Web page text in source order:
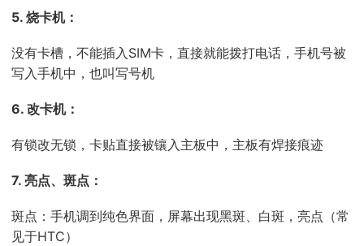
5. 烧卡机：
没有卡槽，不能插入SIM卡，直接就能拨打电话，手机号被
写入手机中，也叫写号机
6. 改卡机：
有锁改无锁，卡贴直接被镶入主板中，主板有焊接痕迹
7. 亮点、斑点：
斑点：手机调到纯色界面，屏幕出现黑斑、白斑，亮点（常
见于HTC）